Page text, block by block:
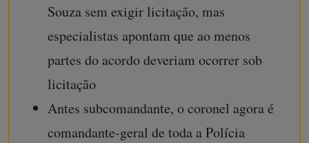
Souza sem exigir licitação, mas
especialistas apontam que ao menos
partes do acordo deveriam ocorrer sob
licitação
Antes subcomandante, o coronel agora é
comandante-geral de toda a Polícia